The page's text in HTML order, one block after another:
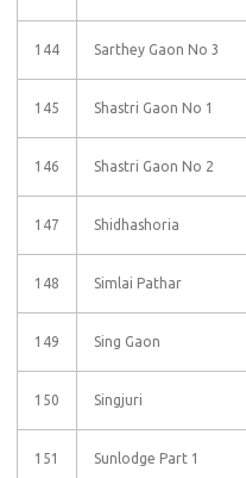
144 Sarthey Gaon No 3
145 Shastri Gaon No 1
146 Shastri Gaon No 2
147 Shidhashoria
148 Simlai Pathar
149 Sing Gaon
150 Singjuri
151 Sunlodge Part 1